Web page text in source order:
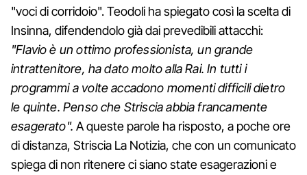
"voci di corridoio". Teodoli ha spiegato così la scelta di
Insinna, difendendolo già dai prevedibili attacchi:
"Flavio è un ottimo professionista, un grande
intrattenitore, ha dato molto alla Rai. In tutti i
programmi a volte accadono momenti difficili dietro
le quinte. Penso che Striscia abbia francamente
esagerato".A queste parole ha risposto, a poche ore
di distanza, Striscia La Notizia, che con un comunicato
spiega di non ritenere ci siano state esagerazioni e